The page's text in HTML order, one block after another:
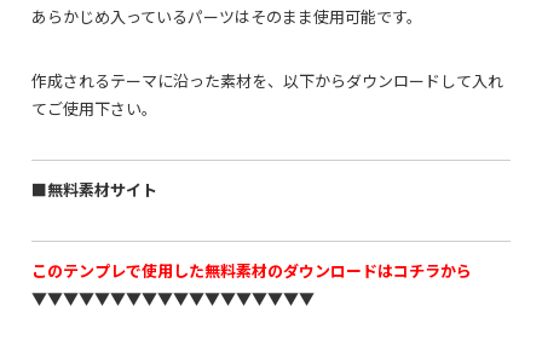
あらかじめ入っているパーツはそのまま使用可能です。
作成されるテーマに沿った素材を、以下からダウンロードして入れ
てご使用下さい。
■無料素材サイト
このテンプレで使用した無料素材のダウンロードはコチラから
▼▼▼▼▼▼▼▼▼▼▼▼▼▼▼▼▼▼